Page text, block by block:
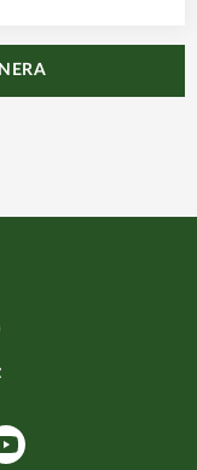
X